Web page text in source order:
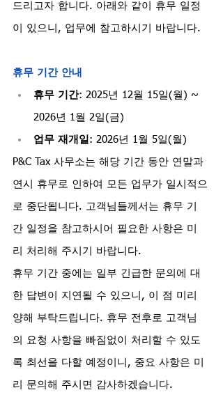
드리고자 합니다. 아래와 같이 휴무 일정
이 있으니, 업무에 참고하시기 바랍니다.
휴무 기간 안내
휴무 기간: 2025년 12월 15일(월) ~
2026년 1월 2일(금)
업무 재개일 : 2026년 1월 5일(월)
P&C Tax 사무소는 해당 기간 동안 연말과
연시 휴무로 인하여 모든 업무가 일시적으
로 중단됩니다. 고객님들께서는 휴무 기
간 일정을 참고하시어 필요한 사항은 미
리 처리해 주시기 바랍니다.
휴무 기간 중에는 일부 긴급한 문의에 대
한 답변이 지연될 수 있으니, 이 점 미리
양해 부탁드립니다. 휴무 전후로 고객님
의 요청 사항을 빠짐없이 처리할 수 있도
록 최선을 다할 예정이니, 중요 사항은 미
리 문의해 주시면 감사하겠습니다.